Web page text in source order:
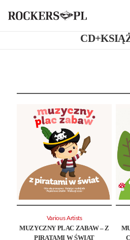
MUZYCZNY PLAC ZABAW – Z
PIRATAMI W ŚWIAT
Various Artists